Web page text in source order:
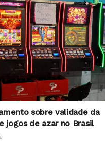
sobre validade da
jogos de azar no Brasil